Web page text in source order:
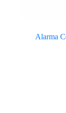
Alarma